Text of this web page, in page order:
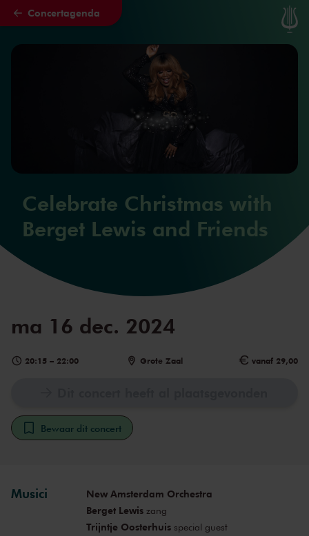
Naar hoofdcontent
Concertagenda
Celebrate Christmas with
Berget Lewis and Friends
ma 16 dec. 2024
20:15 – 22:00 Grote Zaal vanaf 29,00
Bewaar dit concert
Musici
New Amsterdam Orchestra
Berget Lewiszang
Trijntje Oosterhuisspecial guest